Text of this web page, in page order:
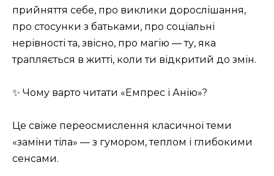
прийняття себе, про виклики дорослішання,
про стосунки з батьками, про соціальні
нерівності та, звісно, про магію — ту, яка
трапляється в житті, коли ти відкритий до змін.
✨ Чому варто читати «Емпрес і Анію»?
Це свіже переосмислення класичної теми
«заміни тіла» — з гумором, теплом і глибокими
сенсами.